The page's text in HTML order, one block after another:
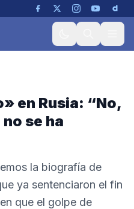
en Rusia: “No,
se ha
la biografía de
ya sentenciaron el fin
que el golpe de